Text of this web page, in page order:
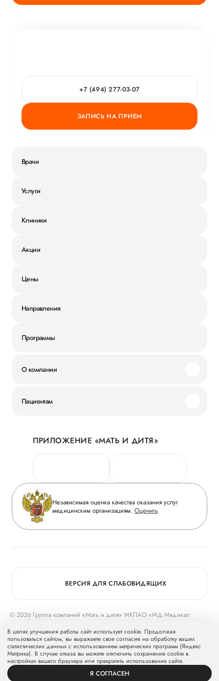
+7 (494) 277-03-07
ЗАПИСЬ НА ПРИЕМ
Врачи
Услуги
Клиники
Акции
Цены
Направления
Программы
О компании
Новости
Руководство
Сотрудничество
Инвесторам
Журнал «Мать и дитя»
Вакансии
Медицинский туризм
Пациентам
Личный кабинет
Персональные данные
Горячая линия качества
Вопрос-ответ
Приложение пациента
Статьи
ПРИЛОЖЕНИЕ «МАТЬ И ДИТЯ»
Независимая оценка качества оказания услуг
медицинским организациям. Оценить
© 2026 Группа компаний «Мать и дитя» МКПАО «МД Медикал
Группу компаний «Мать и дитя».
ВЕРСИЯ ДЛЯ СЛАБОВИДЯЩИХ
УСЛУГИ ПРОФИЛЬ
В целях улучшения работы сайт использует cookie. Продолжая
пользоваться сайтом, вы выражаете свое согласие на обработку ваших
статистических данных с использованием метрических программ (Яндекс
Метрика). В случае отказа вы можете отключить сохранение cookie в
настройках вашего браузера или прекратить использование сайта.
Я СОГЛАСЕН